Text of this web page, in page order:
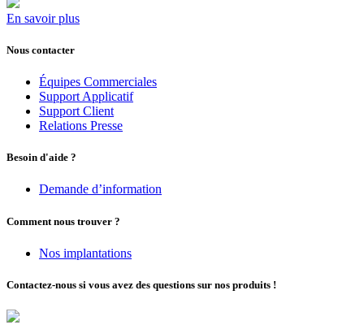
En savoir plus
Nous contacter
Équipes Commerciales
Support Applicatif
Support Client
Relations Presse
Besoin d'aide ?
Demande d’information
Comment nous trouver ?
Nos implantations
Contactez-nous si vous avez des questions sur nos produits !